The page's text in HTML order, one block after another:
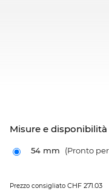
Misure e disponibilità
54 mm (Pronto
Prezzo consigliato CHF 271.03